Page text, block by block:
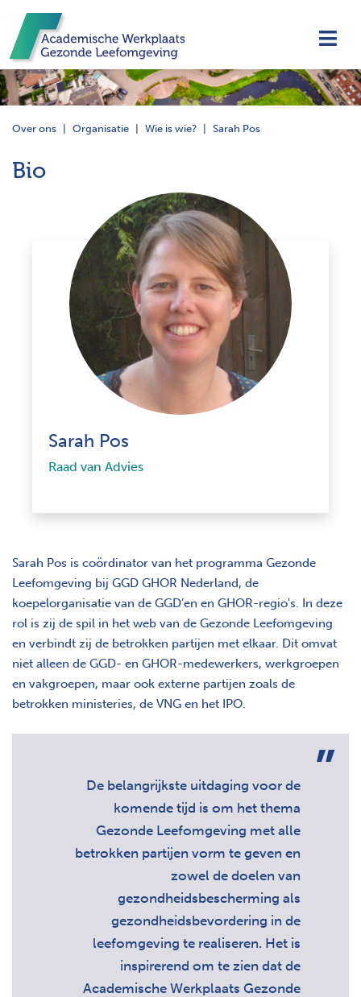
Over ons Organisatie Wie is wie? Sarah Pos
Bio
Sarah Pos is coördinator van het programma Gezonde
Leefomgeving bij GGD GHOR Nederland, de
koepelorganisatie van de GGD’en en GHOR-regio's. In deze
rol is zij de spil in het web van de Gezonde Leefomgeving
en verbindt zij de betrokken partijen met elkaar. Dit omvat
niet alleen de GGD- en GHOR-medewerkers, werkgroepen
en vakgroepen, maar ook externe partijen zoals de
betrokken ministeries, de VNG en het IPO.
De belangrijkste uitdaging voor de
komende tijd is om het thema
Gezonde Leefomgeving met alle
betrokken partijen vorm te geven en
zowel de doelen van
gezondheidsbescherming als
gezondheidsbevordering in de
leefomgeving te realiseren. Het is
inspirerend om te zien dat de
Academische Werkplaats Gezonde
Sarah Pos
Raad van Advies